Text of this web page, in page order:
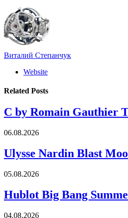
Виталий Степанчук
Website
Related Posts
C by Romain Gauthier
06.08.2026
Ulysse Nardin Blast
05.08.2026
Hublot Big Bang
04.08.2026